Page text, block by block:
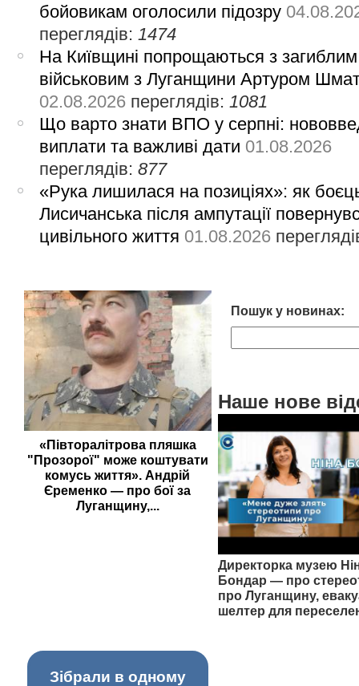
бойовикам оголосили підозру
переглядів: 1474
На Київщині попрощаються з загиблим
військовим з Луганщини Артуром
02.08.2026 переглядів: 1081
Що варто знати ВПО у серпні:
виплати та важливі дати 01.08.2026
переглядів:877
«Рука лишилася на позиціях»: як
Лисичанська після ампутації
цивільного життя 01.08.2026
«Півторалітрова пляшка
"Прозорої" може коштувати
комусь життя». Андрій
Єременко — про бої за
Луганщину,...
Пошук у новинах:
Наше нове
Директорка музею
Бондар — про
про Луганщину,
шелтер для
Зібрали в одному